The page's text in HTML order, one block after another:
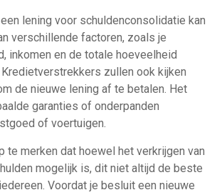
lening voor schuldenconsolidatie kan
verschillende factoren, zoals je
inkomen en de totale hoeveelheid
zullen ook kijken
de nieuwe lening af te betalen. Het
garanties of onderpanden
of voertuigen.
te merken dat hoewel het verkrijgen van
mogelijk is, dit niet altijd de beste
Voordat je besluit een nieuwe